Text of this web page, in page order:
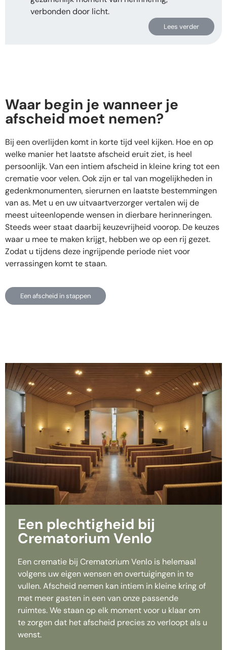
verbonden door licht.
Lees verder
Waar begin je wanneer je
afscheid moet nemen?
Bij een overlijden komt in korte tijd veel kijken. Hoe en op
welke manier het laatste afscheid eruit ziet, is heel
persoonlijk. Van een intiem afscheid in kleine kring tot een
crematie voor velen. Ook zijn er tal van mogelijkheden in
gedenkmonumenten, sierurnen en laatste bestemmingen
van as. Met u en uw uitvaartverzorger vertalen wij de
meest uiteenlopende wensen in dierbare herinneringen.
Steeds weer staat daarbij keuzevrijheid voorop. De keuzes
waar u mee te maken krijgt, hebben we op een rij gezet.
Zodat u tijdens deze ingrijpende periode niet voor
verrassingen komt te staan.
Een afscheid in stappen
Een plechtigheid bij
Crematorium Venlo
Een crematie bij Crematorium Venlo is helemaal
volgens uw eigen wensen en overtuigingen in te
vullen. Afscheid nemen kan intiem in kleine kring of
met meer gasten in een van onze passende
ruimtes. We staan op elk moment voor u klaar om
te zorgen dat het afscheid precies zo verloopt als u
wenst.